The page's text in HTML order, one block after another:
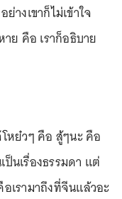
างเขาก็ไม่เข้าใจ
าย คือ เราก็อธิบาย
หย๋วๆ คือ สู้ๆนะ คือ
ป็นเรื่องธรรมดา แต่
เรามาถึงที่จีนแล้วอะ